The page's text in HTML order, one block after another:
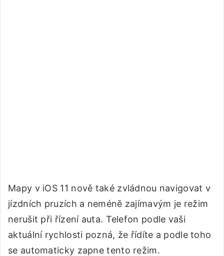
Mapy v iOS 11 nově také zvládnou navigovat v
jízdních pruzích a neméně zajímavým je režim
nerušit při řízení auta. Telefon podle vaši
aktuální rychlosti pozná, že řídíte a podle toho
se automaticky zapne tento režim.